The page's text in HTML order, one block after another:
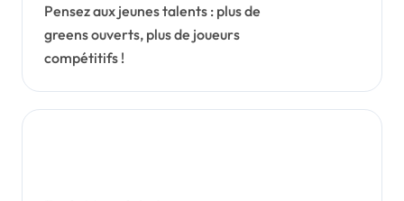
Pensez aux jeunes talents : plus de
greens ouverts, plus de joueurs
compétitifs !